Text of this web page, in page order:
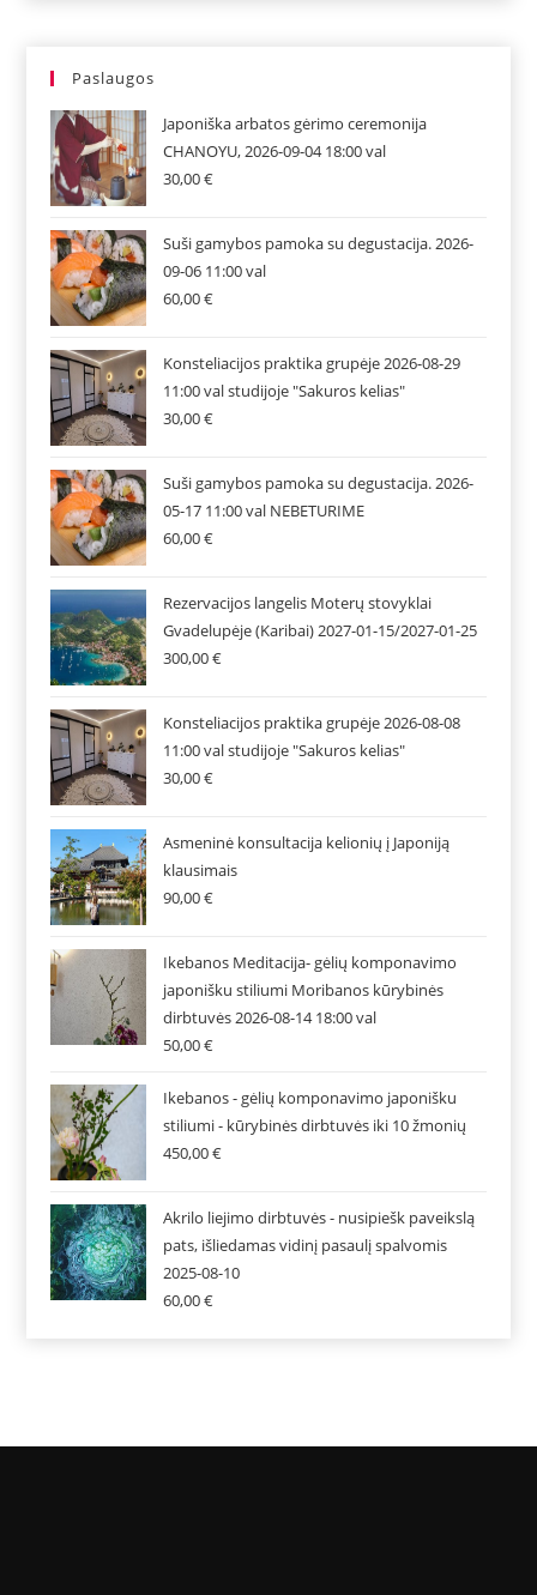
Paslaugos
Japoniška arbatos gėrimo ceremonija
CHANOYU, 2026-09-04 18:00 val
30,00€
Suši gamybos pamoka su degustacija. 2026-
09-06 11:00 val
60,00€
Konsteliacijos praktika grupėje 2026-08-29
11:00 val studijoje "Sakuros kelias"
30,00€
Suši gamybos pamoka su degustacija. 2026-
05-17 11:00 val NEBETURIME
60,00€
Rezervacijos langelis Moterų stovyklai
Gvadelupėje (Karibai) 2027-01-15/2027-01-25
300,00€
Konsteliacijos praktika grupėje 2026-08-08
11:00 val studijoje "Sakuros kelias"
30,00€
Asmeninė konsultacija kelionių į Japoniją
klausimais
90,00€
Ikebanos Meditacija- gėlių komponavimo
japonišku stiliumi Moribanos kūrybinės
dirbtuvės 2026-08-14 18:00 val
50,00€
Ikebanos - gėlių komponavimo japonišku
stiliumi - kūrybinės dirbtuvės iki 10 žmonių
450,00€
Akrilo liejimo dirbtuvės - nusipiešk paveikslą
pats, išliedamas vidinį pasaulį spalvomis
2025-08-10
60,00€